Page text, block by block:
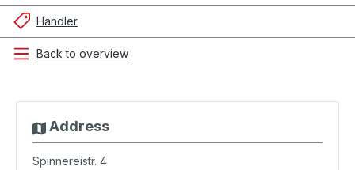
Händler
Back to overview
Address
Spinnereistr. 4